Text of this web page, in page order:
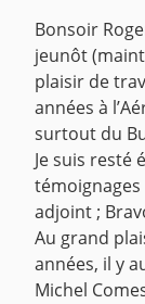
Bonsoir
jeunôt
plaisir de
années à
surtout du
Je suis resté
adjoint ;
Au grand
années, il y
Michel